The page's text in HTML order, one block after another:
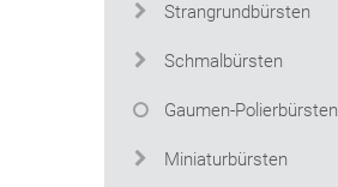
Strangrundbürsten
Schmalbürsten
Gaumen-Polierbürsten
Miniaturbürsten